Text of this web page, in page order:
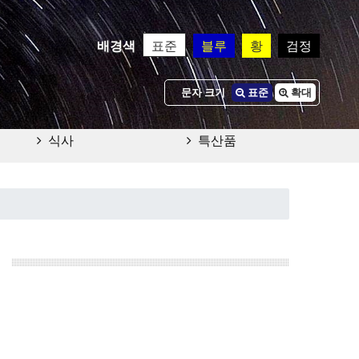
배경색 표준 블루 황 검정
문자 크기 표준 확대
식사 특산품